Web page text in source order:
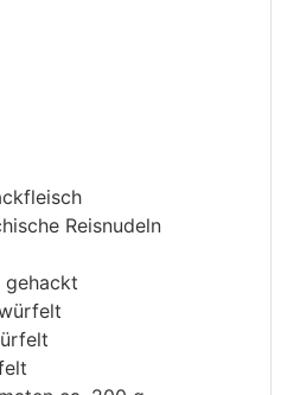
Reisnudeln
gehackt